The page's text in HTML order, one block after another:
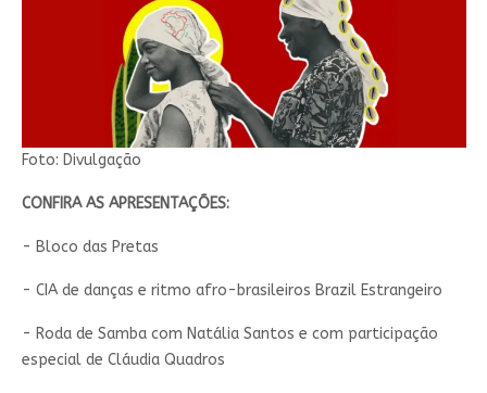
Foto: Divulgação
CONFIRA AS APRESENTAÇÕES:
- Bloco das Pretas
- CIA de danças e ritmo afro-brasileiros Brazil Estrangeiro
- Roda de Samba com Natália Santos e com participação
especial de Cláudia Quadros